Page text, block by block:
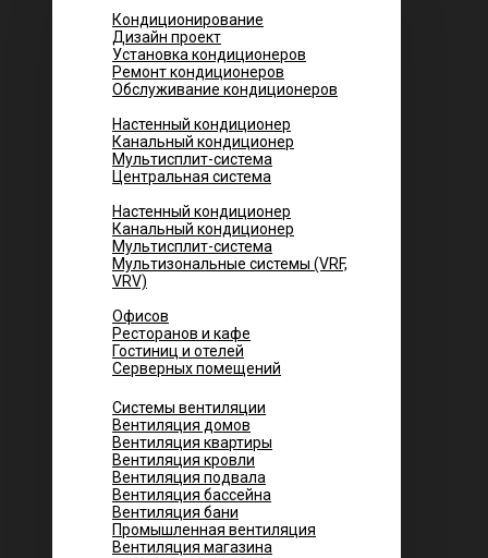
Кондиционирование
Дизайн проект
Установка кондиционеров
Ремонт кондиционеров
Обслуживание кондиционеров
Настенный кондиционер
Канальный кондиционер
Мультисплит-система
Центральная система
Настенный кондиционер
Канальный кондиционер
Мультисплит-система
Мультизональные системы (VRF,
VRV)
Офисов
Ресторанов и кафе
Гостиниц и отелей
Серверных помещений
Системы вентиляции
Вентиляция домов
Вентиляция квартиры
Вентиляция кровли
Вентиляция подвала
Вентиляция бассейна
Вентиляция бани
Промышленная вентиляция
Вентиляция магазина